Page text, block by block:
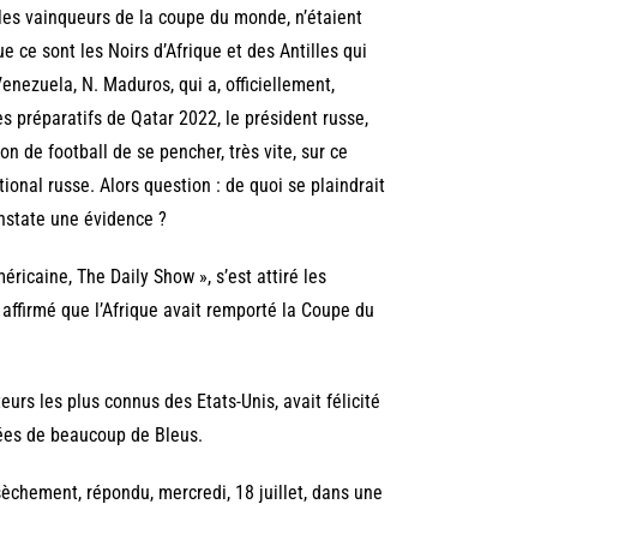
vainqueurs de la coupe du monde, n’étaient
ce sont les Noirs d’Afrique et des Antilles qui
N. Maduros, qui a, officiellement,
préparatifs de Qatar 2022, le président russe,
de football de se pencher, très vite, sur ce
russe. Alors question : de quoi se plaindrait
une évidence ?
The Daily Show », s’est attiré les
que l’Afrique avait remporté la Coupe du
les plus connus des Etats-Unis, avait félicité
de beaucoup de Bleus.
répondu, mercredi, 18 juillet, dans une